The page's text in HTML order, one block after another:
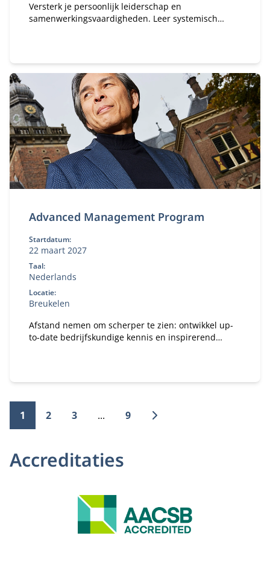
Versterk je persoonlijk leiderschap en
samenwerkingsvaardigheden. Leer systemisch
Advanced Management Program
Startdatum:
22 maart 2027
Taal:
Nederlands
Locatie:
Breukelen
Afstand nemen om scherper te zien: ontwikkel up-
to-date bedrijfskundige kennis en inspirerend
1 2 3 ... 9
Accreditaties